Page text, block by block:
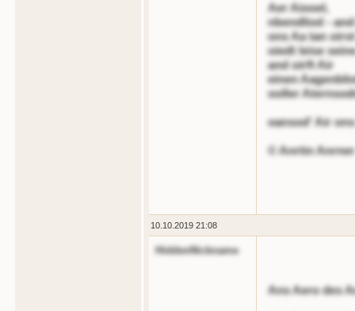
Aer Aiooel,
nbendliod -
ons Aa tan
oiedt leise
and oirft Air
einen
ooller
oansod' Air
© Anrtin Anrner
10.10.2019 21:08
HiddenNickname
Ans Aero des